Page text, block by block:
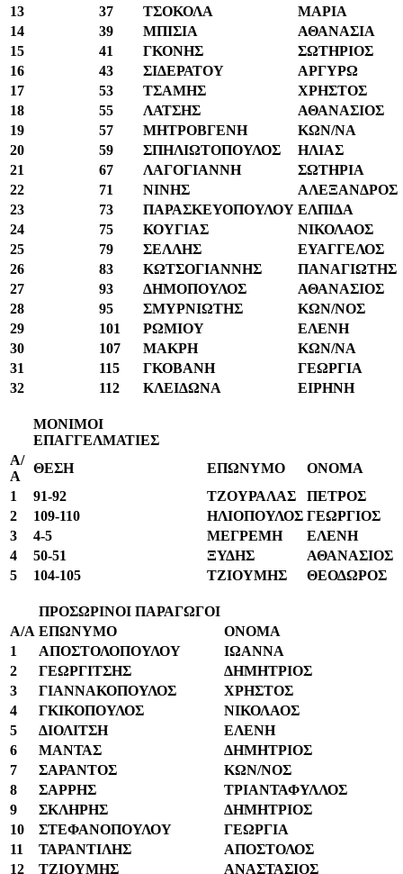
13
37 ΤΣΟΚΟΛΑ
ΜΑΡΙΑ
14
39 ΜΠΙΣΙΑ
ΑΘΑΝΑΣΙΑ
15
41 ΓΚΟΝΗΣ
ΣΩΤΗΡΙΟΣ
16
43 ΣΙΔΕΡΑΤΟΥ
ΑΡΓΥΡΩ
17
53 ΤΣΑΜΗΣ
ΧΡΗΣΤΟΣ
18
55 ΛΑΤΣΗΣ
ΑΘΑΝΑΣΙΟΣ
19
57 ΜΗΤΡΟΒΓΕΝΗ
ΚΩΝ/ΝΑ
20
59 ΣΠΗΛΙΩΤΟΠΟΥΛΟΣ
ΗΛΙΑΣ
21
67 ΛΑΓΟΓΙΑΝΝΗ
ΣΩΤΗΡΙΑ
22
71 ΝΙΝΗΣ
ΑΛΕΞΑΝΔΡΟΣ
23
73 ΠΑΡΑΣΚΕΥΟΠΟΥΛΟΥ ΕΛΠΙΔΑ
24
75 ΚΟΥΓΙΑΣ
ΝΙΚΟΛΑΟΣ
25
79 ΣΕΛΛΗΣ
ΕΥΑΓΓΕΛΟΣ
26
83 ΚΩΤΣΟΓΙΑΝΝΗΣ
ΠΑΝΑΓΙΩΤΗΣ
27
93 ΔΗΜΟΠΟΥΛΟΣ
ΑΘΑΝΑΣΙΟΣ
28
95 ΣΜΥΡΝΙΩΤΗΣ
ΚΩΝ/ΝΟΣ
29
101 ΡΩΜΙΟΥ
ΕΛΕΝΗ
30
107 ΜΑΚΡΗ
ΚΩΝ/ΝΑ
31
115 ΓΚΟΒΑΝΗ
ΓΕΩΡΓΙΑ
32
112 ΚΛΕΙΔΩΝΑ ΕΙΡΗΝΗ
ΜΟΝΙΜΟΙ
ΕΠΑΓΓΕΛΜΑΤΙΕΣ
Α/
Α
ΘΕΣΗ ΕΠΩΝΥΜΟ
ΟΝΟΜΑ
1
91-92 ΤΖΟΥΡΑΛΑΣ
ΠΕΤΡΟΣ
2
109-110 ΗΛΙΟΠΟΥΛΟΣ ΓΕΩΡΓΙΟΣ
3
4-5 ΜΕΓΡΕΜΗ
ΕΛΕΝΗ
4
50-51 ΞΥΔΗΣ
ΑΘΑΝΑΣΙΟΣ
5
104-105 ΤΖΙΟΥΜΗΣ ΘΕΟΔΩΡΟΣ
ΠΡΟΣΩΡΙΝΟΙ ΠΑΡΑΓΩΓΟΙ
A/A ΕΠΩΝΥΜΟ
ΟΝΟΜΑ
1
ΑΠΟΣΤΟΛΟΠΟΥΛΟΥ
ΙΩΑΝΝΑ
2
ΓΕΩΡΓΙΤΣΗΣ
ΔΗΜΗΤΡΙΟΣ
3
ΓΙΑΝΝΑΚΟΠΟΥΛΟΣ
ΧΡΗΣΤΟΣ
4
ΓΚΙΚΟΠΟΥΛΟΣ
ΝΙΚΟΛΑΟΣ
5
ΔΙΟΛΙΤΣΗ
ΕΛΕΝΗ
6
ΜΑΝΤΑΣ
ΔΗΜΗΤΡΙΟΣ
7
ΣΑΡΑΝΤΟΣ
ΚΩΝ/ΝΟΣ
8
ΣΑΡΡΗΣ
ΤΡΙΑΝΤΑΦΥΛΛΟΣ
9
ΣΚΛΗΡΗΣ
ΔΗΜΗΤΡΙΟΣ
10
ΣΤΕΦΑΝΟΠΟΥΛΟΥ
ΓΕΩΡΓΙΑ
11
ΤΑΡΑΝΤΙΛΗΣ
ΑΠΟΣΤΟΛΟΣ
12
ΤΖΙΟΥΜΗΣ
ΑΝΑΣΤΑΣΙΟΣ